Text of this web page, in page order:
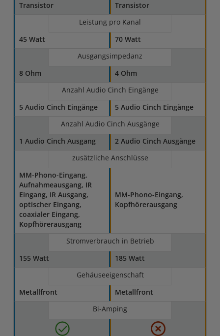
Transistor
Transistor
Leistung pro Kanal
45 Watt
70 Watt
Ausgangsimpedanz
8 Ohm
4 Ohm
Anzahl Audio Cinch Eingänge
5 Audio Cinch Eingänge
5 Audio Cinch Eingänge
Anzahl Audio Cinch Ausgänge
1 Audio Cinch Ausgang
2 Audio Cinch Ausgänge
zusätzliche Anschlüsse
MM-Phono-Eingang,
Aufnahmeausgang, IR
Eingang, IR Ausgang,
optischer Eingang,
coaxialer Eingang,
Kopfhörerausgang
MM-Phono-Eingang,
Kopfhörerausgang
Stromverbrauch in Betrieb
155 Watt
185 Watt
Gehäuseeigenschaft
Metallfront
Metallfront
Bi-Amping